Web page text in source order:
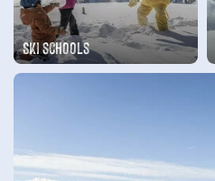
Ski schools